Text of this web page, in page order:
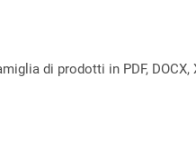
di prodotti in PDF, DOCX,